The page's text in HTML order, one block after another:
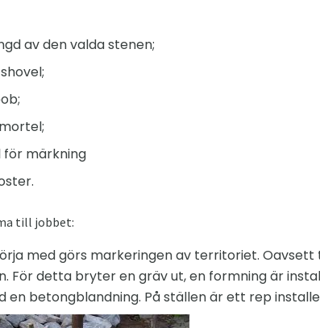
av den valda stenen;
för märkning
till jobbet:
med görs markeringen av territoriet.
För detta bryter en gräv ut, en formning är
en betongblandning. På ställen är ett rep